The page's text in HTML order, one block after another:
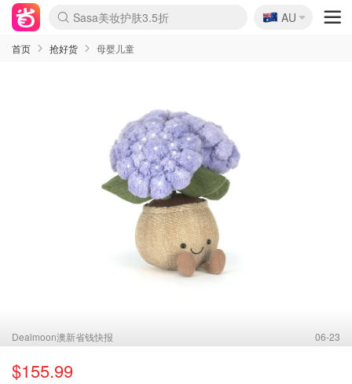
lululemon折扣上新
Sasa美妆护肤3.5折
SSENSE年中2.5折
FreshBeauty好价汇总
Cettire降价+叠9折
WWS Coles超市实拍
viagogo二手票捡漏
Myer超级周末
The Outnet奢牌1折起
David Jones 3折起
Flannels大牌1折
Perfumes Club护肤1折
AMIRO面罩$251
Amazon折扣汇总
eToro入金$200送$50
Amazon数码好物
ICONIC本周7.5折
ThedoubleF高奢地板价
Moose Knuckles 6折
丝芙兰5折起
EUFY摄像头$98
Selenichast首饰2折
Trip机票酒店促销
YSL送5件彩妆礼
Amazon家居好物
Amazon美妆护肤
雅漾大喷$8
过敏原检测盒$33
伊索独家赠50ml沐浴露
科颜氏高保湿面霜$29
SEALIFE海洋馆门票6折
丝塔芙大白罐$16
订阅Newsletter送香薰
Cult Beauty 6.8折
Harrods圣诞日历$525
LN-CC奢牌私促3折
d'Alba空姐喷雾$16
EVE LOM套装£56
Bernardelli独家4折
Adore Beauty 6折起
CT圣诞日历
Mytheresa奢品2.7折
Luxury Escapes 9折
Currentbody美容仪$881
MOON Garden Live
Roborock扫地机$649
Tingo Life水杯$24
Valentino官网5折
CR洗护套装$23
修丽可4件套$159
Myer彩妆2件7折
GANNI官网4.5折
Stylevana韩妆4折
Tessabit高奢8.5折
OGX洗发水$11
Amazon阿德莱德次日达
卡诗8.5折+赠礼
Philips Hue灯具8折
🇦🇺
AU
首页 抢好货 母婴儿童
Dealmoon澳新省钱快报 06-23
$155.99